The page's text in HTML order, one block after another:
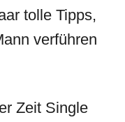
tolle Tipps,
verführen
Zeit Single